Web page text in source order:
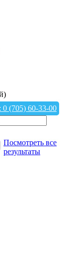
0 (705) 60-33-00
Посмотреть все
результаты